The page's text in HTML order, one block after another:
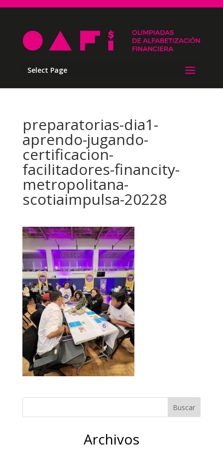
Select Page
preparatorias-dia1-
aprendo-jugando-
certificacion-
facilitadores-financity-
metropolitana-
scotiaimpulsa-20228
Archivos